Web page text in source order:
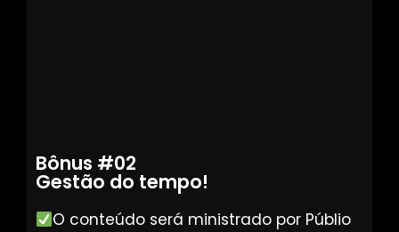
Bônus #02
Gestão do tempo!
O conteúdo será ministrado por Públio